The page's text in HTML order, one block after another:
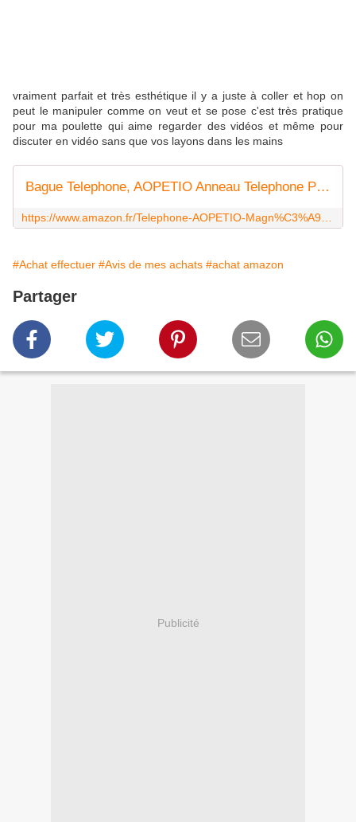
vraiment parfait et très esthétique il y a juste à coller et hop on
peut le manipuler comme on veut et se pose c'est très pratique
pour ma poulette qui aime regarder des vidéos et même pour
discuter en vidéo sans que vos layons dans les mains
Bague Telephone, AOPETIO Anneau Telephone Portable de Métal Magnétique Anti-perdu Bague Support pour iPhone Samsung Huawei et les Autres Smartphones / Tablet
#Achat effectuer #Avis de mes achats #achat amazon
Partager
Publicité